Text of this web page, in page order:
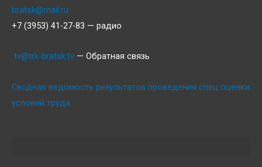
bratsk@mail.ru
+7 (3953) 41-27-83 — радио
tv@trk-bratsk.tv — Обратная связь
Сводная ведомость результатов проведения спец оценки
условий труда